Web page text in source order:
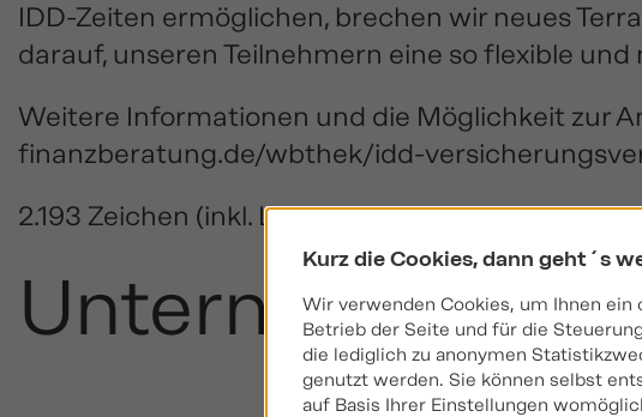
IDD-Zeiten ermöglichen, brechen wir neues
darauf, unseren Teilnehmern eine so flexible
Weitere Informationen und die Möglichkeit zur
finanzberatung.de/wbthek/idd-
2.193 Zeichen (inkl. Leerzeichen)
Kurz die Cookies, dann geht´s
Wir verwenden Cookies, um Ihnen ein
Betrieb der Seite und für die
die lediglich zu anonymen
genutzt werden. Sie können selbst
auf Basis Ihrer Einstellungen